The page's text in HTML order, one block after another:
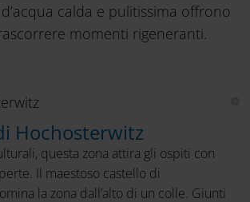
calda e pulitissima offrono
momenti rigeneranti.
Hochosterwitz
questa zona attira gli ospiti con
Il maestoso castello di
la zona dall’alto di un colle. Giunti